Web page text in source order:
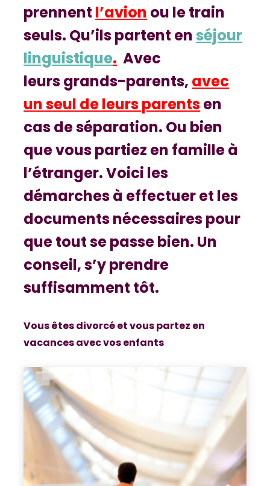
prennent l’avion ou le train
seuls. Qu’ils partent enséjour
linguistique. Avec
leurs grands-parents, avec
un seul de leurs parentsen
cas de séparation. Ou bien
que vous partiez en famille à
l’étranger. Voici les
démarches à effectuer et les
documents nécessaires pour
que tout se passe bien. Un
conseil, s’y prendre
suffisamment tôt.
Vous êtes divorcé et vous partez en
vacances avec vos enfants